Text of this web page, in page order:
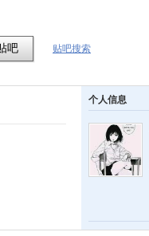
贴吧搜索
个人信息